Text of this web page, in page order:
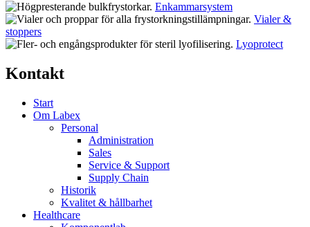
Enkammarsystem
Vialer &
stoppers
Lyoprotect
Kontakt
Start
Om Labex
Personal
Administration
Sales
Service & Support
Supply Chain
Historik
Kvalitet & hållbarhet
Healthcare